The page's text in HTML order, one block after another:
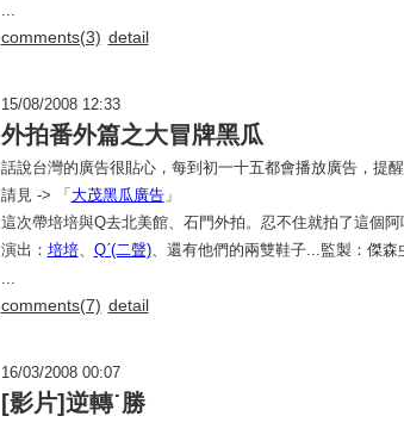
...
comments(3) detail
15/08/2008 12:33
外拍番外篇之大冒牌黑瓜
話說台灣的廣告很貼心，每到初一十五都會播放廣告，提
請見 -> 「 大茂黑瓜廣告」
這次帶培培與Q去北美館、石門外拍。忍不住就拍了這個
演出： 培培、 Qˊ(二聲)、還有他們的兩雙鞋子...監製：傑森
...
comments(7) detail
16/03/2008 00:07
[影片]逆轉˙勝